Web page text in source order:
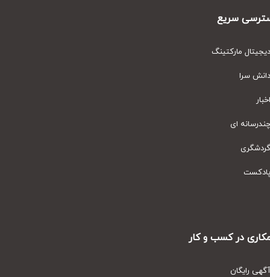
سریع
مارکتینگ
سرا
ای
در کسب و کار
رایگان